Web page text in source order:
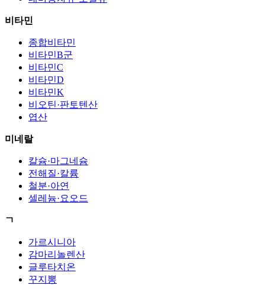
비타민
종합비타민
비타민B군
비타민C
비타민D
비타민K
비오틴·판토텐산
엽산
미네랄
칼슘·마그네슘
전해질·칼륨
철분·아연
셀레늄·요오드
ㄱ
가르시니아
감마리놀렌산
글루타치온
꾸지뽕